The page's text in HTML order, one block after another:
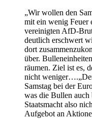
„Wir wollen den
mit ein wenig Feuer
vereinigten AfD-
deutlich erschwert
dort
über.
räumen. Ziel ist es,
nicht
Samstag bei der
was die Bullen
Staatsmacht also
Aufgebot an